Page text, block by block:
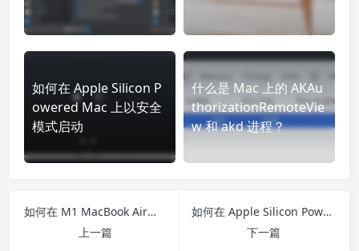
如何在 Apple Silicon P
owered Mac 上以安全
模式启动
什么是 Mac 上的 AKAu
thorizationRemoteVie
w 和 akd 进程？
如何在 M1 MacBook Air、M1 MacBook Pro 和 M1 Mac Mini 上重新安装 macOS
上一篇
如何在 Apple Silicon Powered Mac 上以安全模式启动
下一篇